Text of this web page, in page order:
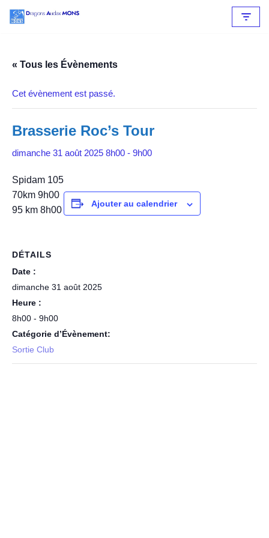
contenu
« Tous les Évènements
Cet évènement est passé.
Brasserie Roc’s Tour
dimanche 31 août 2025 8h00 - 9h00
Spidam 105
70km 9h00
95 km 8h00
Ajouter au calendrier
DÉTAILS
Date :
dimanche 31 août 2025
Heure :
8h00 - 9h00
Catégorie d’Évènement:
Sortie Club